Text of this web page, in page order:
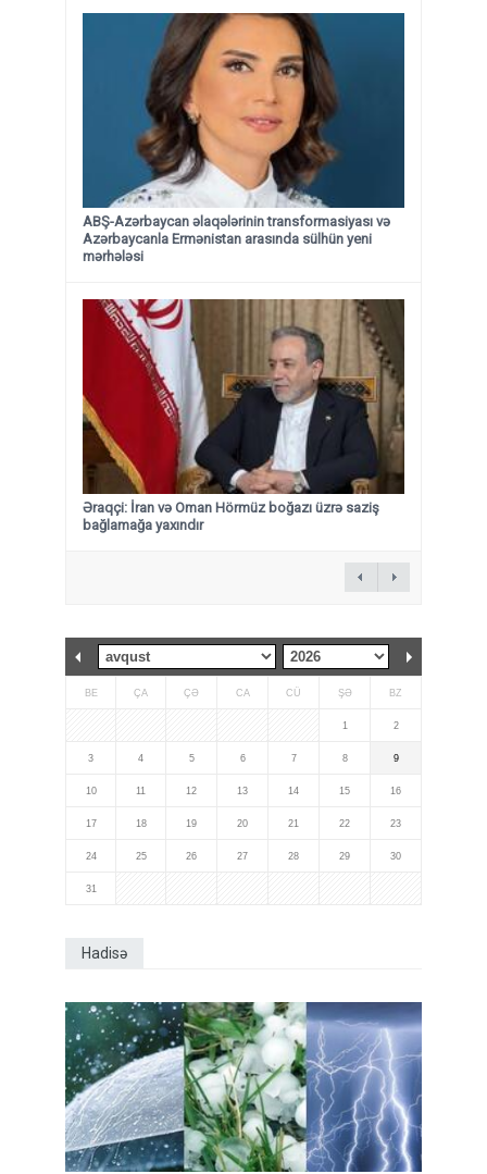
ABŞ-Azərbaycan əlaqələrinin transformasiyası və
Azərbaycanla Ermənistan arasında sülhün yeni
mərhələsi
Əraqçi: İran və Oman Hörmüz boğazı üzrə saziş
bağlamağa yaxındır
BE ÇA ÇƏ CA CÜ ŞƏ BZ
1 2
3 4 5 6 7 8 9
10 11 12 13 14 15 16
17 18 19 20 21 22 23
24 25 26 27 28 29 30
31
Hadisə